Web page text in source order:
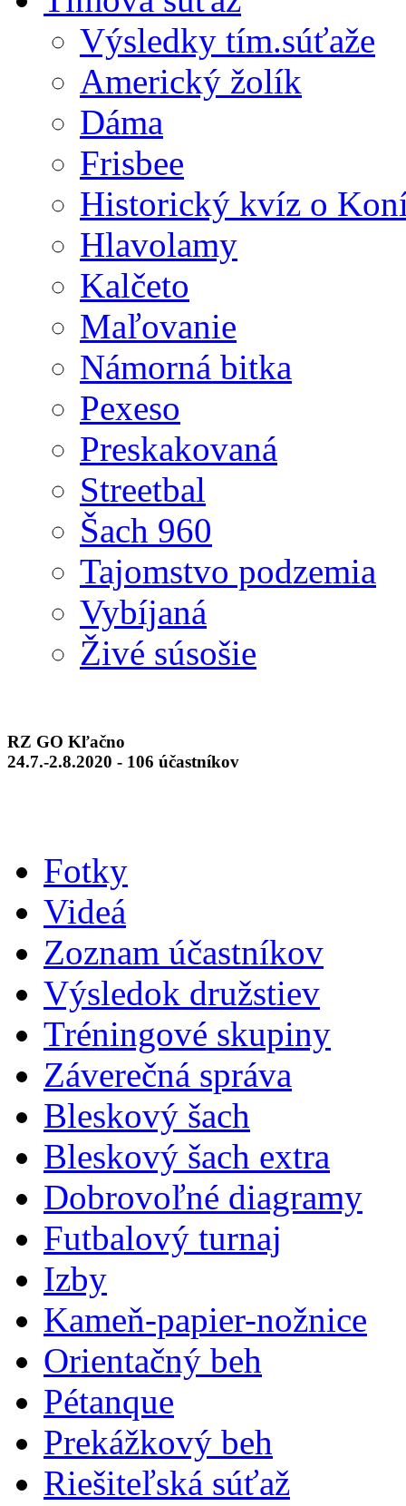
Výsledky tím.súťaže
Americký žolík
Dáma
Frisbee
Historický kvíz o
Hlavolamy
Kalčeto
Maľovanie
Námorná bitka
Pexeso
Preskakovaná
Streetbal
Šach 960
Tajomstvo podzemia
Vybíjaná
Živé súsošie
RZ GO Kľačno
24.7.-2.8.2020 - 106 účastníkov
Fotky
Videá
Zoznam účastníkov
Výsledok družstiev
Tréningové skupiny
Záverečná správa
Bleskový šach
Bleskový šach extra
Dobrovoľné diagramy
Futbalový turnaj
Izby
Kameň-papier-nožnice
Orientačný beh
Pétanque
Prekážkový beh
Riešiteľská súťaž